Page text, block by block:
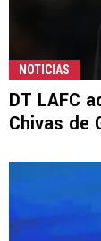
NOTICIAS
DT LAFC
Chivas de